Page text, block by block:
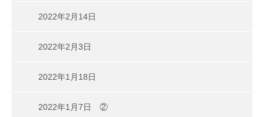
2022年2月14日
2022年2月3日
2022年1月18日
2022年1月7日 ②